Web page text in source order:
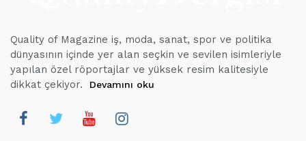
Quality of Magazine iş, moda, sanat, spor ve politika
dünyasının içinde yer alan seçkin ve sevilen isimleriyle
yapılan özel röportajlar ve yüksek resim kalitesiyle
dikkat çekiyor.
Devamını oku